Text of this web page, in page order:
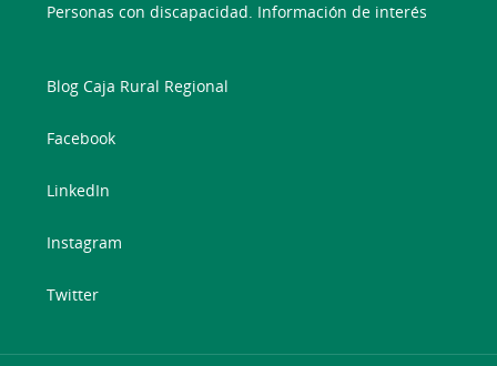
Personas con discapacidad. Información de interés
Blog Caja Rural Regional
Facebook
LinkedIn
Instagram
Twitter